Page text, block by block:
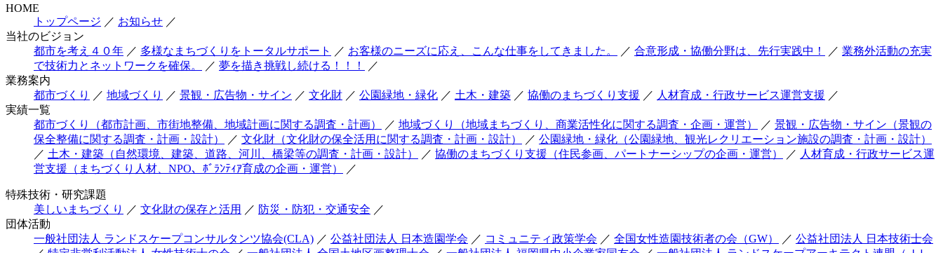
HOME
トップページ ／ お知らせ ／
当社のビジョン
都市を考え４０年 ／ 多様なまちづくりをトータルサポート ／ お客様のニーズに応え、こんな仕事をしてきました。 ／ 合意形成・協働分野は、先行実践中！ ／ 業務外活動の充実
で技術力とネットワークを確保。
／ 夢を描き挑戦し続ける！！！
／
業務案内
都市づくり
／ 地域づくり ／ 景観・広告物・サイン ／ 文化財 ／ 公園緑地・緑化 ／ 土木・建築 ／ 協働のまちづくり支援 ／ 人材育成・行政サービス運営支援 ／
実績一覧
都市づくり（都市計画、市街地整備、地域計画に関する調査・計画）
／ 地域づくり（地域まちづくり、商業活性化に関する調査・企画・運営） ／ 景観・広告物・サイン（景観の
保全整備に関する調査・計画・設計）
／ 文化財（文化財の保全活用に関する調査・計画・設計） ／ 公園緑地・緑化（公園緑地、観光レクリエーション施設の調査・計画・設計）
／ 土木・建築（自然環境、建築、道路、河川、橋梁等の調査・計画・設計） ／ 協働のまちづくり支援（住民参画、パートナーシップの企画・運営） ／ 人材育成・行政サービス運
営支援（まちづくり人材、NPO、ﾎﾞﾗﾝﾃｨｱ育成の企画・運営）
／
特殊技術・研究課題
美しいまちづくり
／ 文化財の保存と活用 ／ 防災・防犯・交通安全 ／
団体活動
一般社団法人 ランドスケープコンサルタンツ協会(CLA) ／ 公益社団法人 日本造園学会 ／ コミュニティ政策学会 ／ 全国女性造園技術者の会（GW） ／ 公益社団法人 日本技術士会